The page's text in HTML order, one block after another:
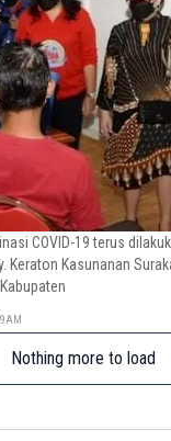
COVID-19 terus
Keraton Kasunanan
Nothing more to load